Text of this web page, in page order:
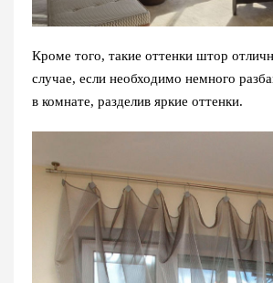
Кроме того, такие оттенки штор
случае, если необходимо немного
в комнате, разделив яркие оттенки.